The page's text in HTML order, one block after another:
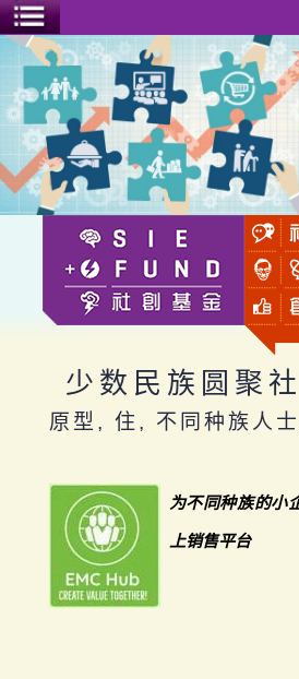
菜单开关
少数民族圆聚社
少数民族圆聚社
原型, 住, 不同种族人
为不同种族的小
上销售平台